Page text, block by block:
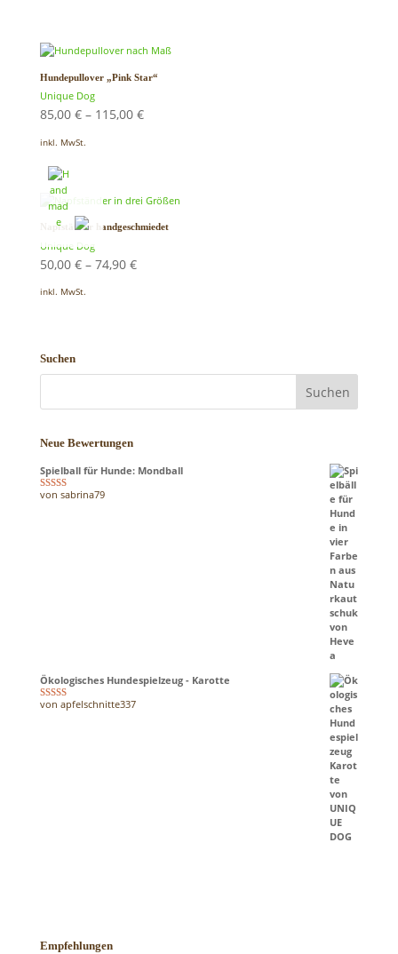
Hundepullover „Pink Star“
Unique Dog
85,00 €– 115,00 €
inkl. MwSt.
Napfständer handgeschmiedet
Unique Dog
50,00 €– 74,90 €
inkl. MwSt.
Suchen
Neue Bewertungen
Spielball für Hunde: Mondball
Bewertet mit
von sabrina79
Ökologisches Hundespielzeug - Karotte
Bewertet mit
von apfelschnitte337
Empfehlungen